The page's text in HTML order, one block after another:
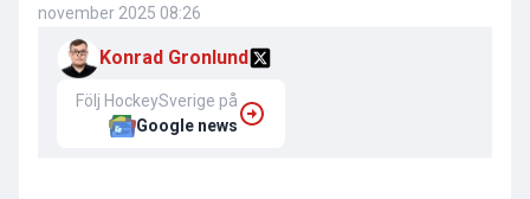
november 2025 08:26
Konrad Gronlund
Följ HockeySverige på
Google news